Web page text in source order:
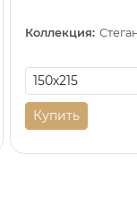
Коллекция:
Купить